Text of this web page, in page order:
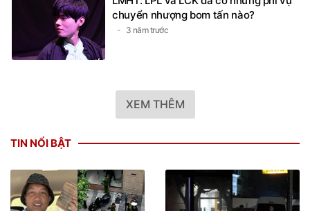
chuyển nhượng bom tấn nào?
3 năm trước
XEM THÊM
TIN NỔI BẬT